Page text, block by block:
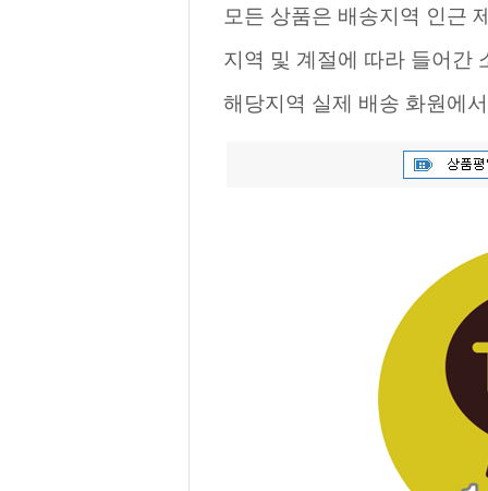
모든 상품은 배송지역 인근
지역 및 계절에 따라 들어간
해당지역 실제 배송 화원에